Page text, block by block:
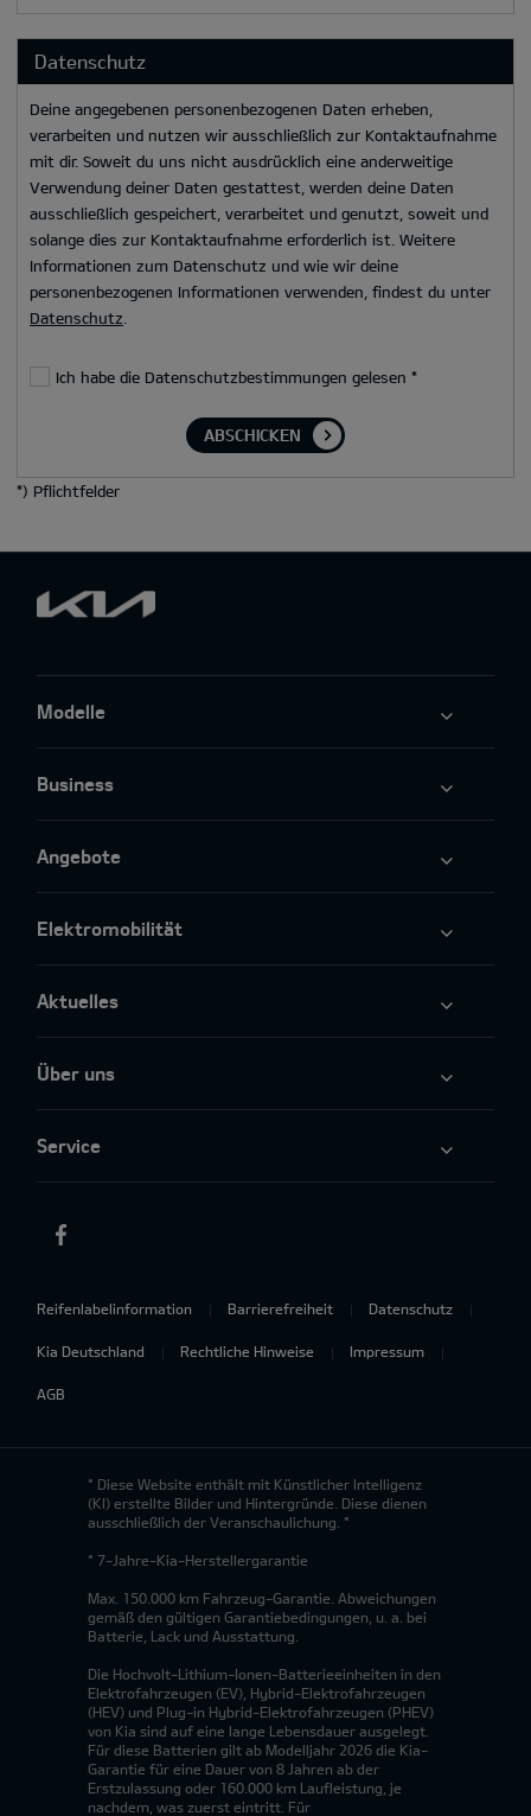
Datenschutz
Deine angegebenen personenbezogenen Daten erheben,
verarbeiten und nutzen wir ausschließlich zur Kontaktaufnahme
mit dir. Soweit du uns nicht ausdrücklich eine anderweitige
Verwendung deiner Daten gestattest, werden deine Daten
ausschließlich gespeichert, verarbeitet und genutzt, soweit und
solange dies zur Kontaktaufnahme erforderlich ist. Weitere
Informationen zum Datenschutz und wie wir deine
personenbezogenen Informationen verwenden, findest du unter
Datenschutz
Ich habe die Datenschutzbestimmungen gelesen *
ABSCHICKEN
*) Pflichtfelder
Modelle
Business
Angebote
Elektromobilität
Aktuelles
Über uns
Service
Reifenlabelinformation Barrierefreiheit Datenschutz
Kia Deutschland Rechtliche Hinweise Impressum
AGB
* Diese Website enthält mit Künstlicher Intelligenz
(KI) erstellte Bilder und Hintergründe. Diese dienen
ausschließlich der Veranschaulichung. *
* 7-Jahre-Kia-Herstellergarantie
Max. 150.000 km Fahrzeug-Garantie. Abweichungen
gemäß den gültigen Garantiebedingungen, u. a. bei
Batterie, Lack und Ausstattung.
Die Hochvolt-Lithium-Ionen-Batterieeinheiten in den
Elektrofahrzeugen (EV), Hybrid-Elektrofahrzeugen
(HEV) und Plug-in Hybrid-Elektrofahrzeugen (PHEV)
von Kia sind auf eine lange Lebensdauer ausgelegt.
Für diese Batterien gilt ab Modelljahr 2026 die Kia-
Garantie für eine Dauer von 8 Jahren ab der
Erstzulassung oder 160.000 km Laufleistung, je
nachdem, was zuerst eintritt. Für